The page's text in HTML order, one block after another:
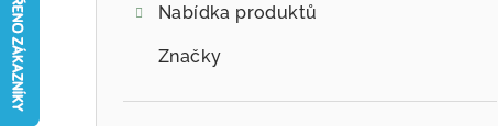
Nabídka produktů
Značky